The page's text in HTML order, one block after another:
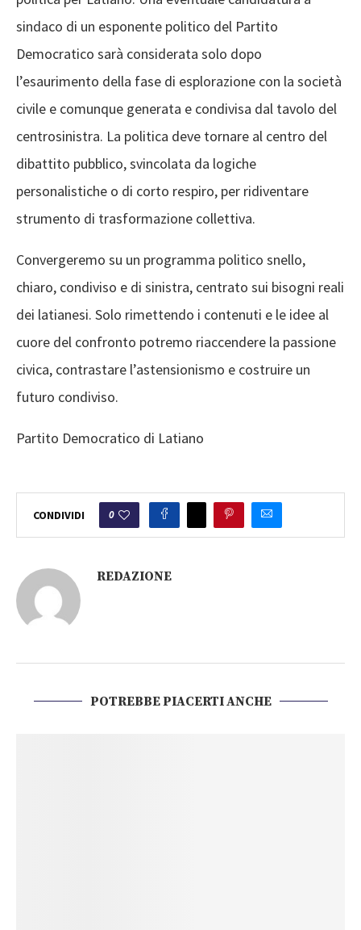
sindaco di un esponente politico del Partito
Democratico sarà considerata solo dopo
l’esaurimento della fase di esplorazione con la società
civile e comunque generata e condivisa dal tavolo del
centrosinistra. La politica deve tornare al centro del
dibattito pubblico, svincolata da logiche
personalistiche o di corto respiro, per ridiventare
strumento di trasformazione collettiva.
Convergeremo su un programma politico snello,
chiaro, condiviso e di sinistra, centrato sui bisogni reali
dei latianesi. Solo rimettendo i contenuti e le idee al
cuore del confronto potremo riaccendere la passione
civica, contrastare l’astensionismo e costruire un
futuro condiviso.
Partito Democratico di Latiano
CONDIVIDI 0
REDAZIONE
POTREBBE PIACERTI ANCHE